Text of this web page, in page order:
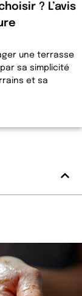
? L’avis
une terrasse
sa simplicité
et sa